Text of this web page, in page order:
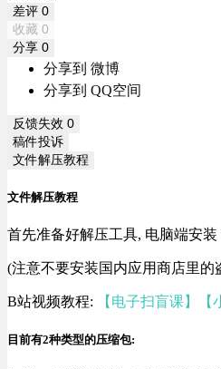
差评 0
收藏 0
分享 0
分享到 微博
分享到 QQ空间
反馈失效 0
稿件投诉
文件解压教程
文件解压教程
首先准备好解压工具, 电脑端安装
(注意不要安装国内应用商店里
B站视频教程: 【电子扫盲课】
目前有2种类型的压缩包: